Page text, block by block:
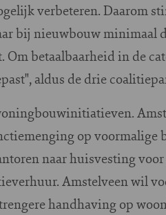
verbeteren. Daarom
bij nieuwbouw minimaal
betaalbaarheid in de
aldus de drie
op voormalige
naar huisvesting
Amstelveen wil
handhaving op